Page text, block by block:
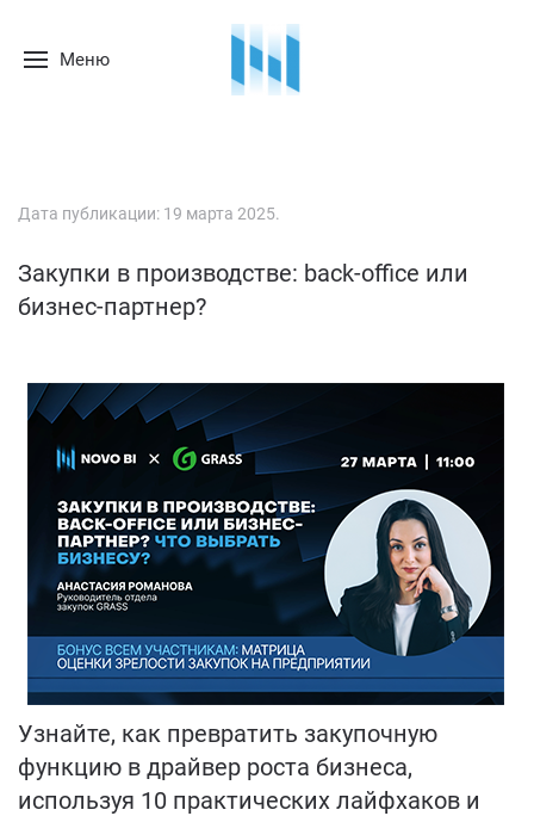
Меню
Дата публикации: 19 марта 2025.
Закупки в производстве: back-office или
бизнес-партнер?
Узнайте, как превратить закупочную
функцию в драйвер роста бизнеса,
используя 10 практических лайфхаков и